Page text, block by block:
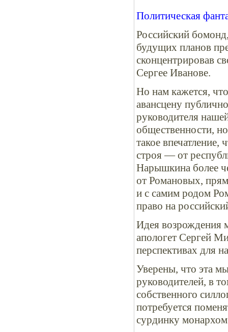
Политическая
Российский
будущих планов
сконцентрировав
Сергее Иванове.
Но нам кажется,
авансцену
руководителя
общественности,
такое впечатление,
строя — от
Нарышкина более
от Романовых,
и с самим родом
право на
Идея возрождения
апологет Сергей
перспективах для
Уверены, что эта
руководителей, в
собственного
потребуется
сурдинку монархом